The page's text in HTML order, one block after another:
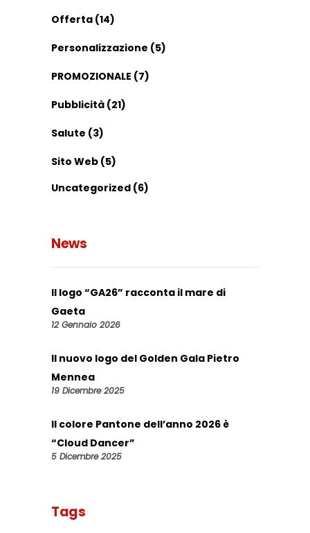
Offerta (14)
Personalizzazione (5)
PROMOZIONALE (7)
Pubblicità (21)
Salute (3)
Sito Web (5)
Uncategorized (6)
News
Il logo “GA26” racconta il mare di
Gaeta
12 Gennaio 2026
Il nuovo logo del Golden Gala Pietro
Mennea
19 Dicembre 2025
Il colore Pantone dell’anno 2026 è
“Cloud Dancer”
5 Dicembre 2025
Tags